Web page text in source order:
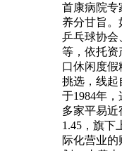
首康病院专
养分甘旨。
乒乓球协会
等，依托资
口休闲度
挑选，线起
于1984年
多家平易
1.45，旗下
际化营业